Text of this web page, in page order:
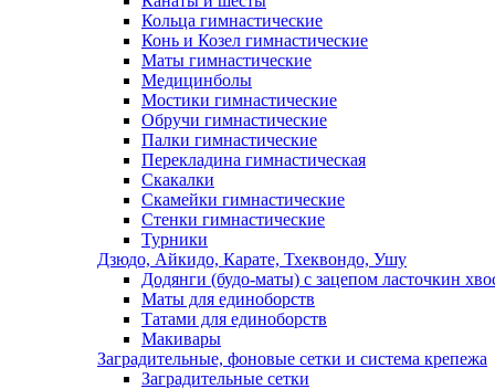
Кольца гимнастические
Конь и Козел гимнастические
Маты гимнастические
Медицинболы
Мостики гимнастические
Обручи гимнастические
Палки гимнастические
Перекладина гимнастическая
Скакалки
Скамейки гимнастические
Стенки гимнастические
Турники
Дзюдо, Айкидо, Карате, Тхеквондо, Ушу
Додянги (будо-маты) с зацепом ласточкин
Маты для единоборств
Татами для единоборств
Макивары
Заградительные, фоновые сетки и система крепежа
Заградительные сетки